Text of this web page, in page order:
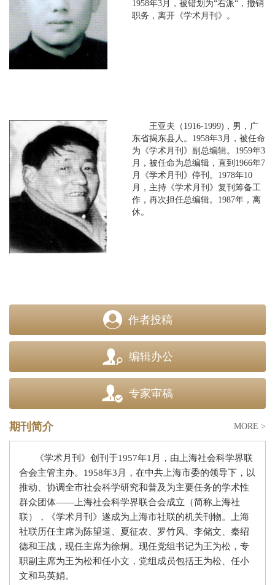
1958年3月，被错划为“右派“，撤销
职务，离开《学术月刊》。
王亚夫（1916-1999)，男，广
东省揭东县人。1958年3月，被任命
为《学术月刊》副总编辑。1959年3
月，被任命为总编辑，直到1966年7
月《学术月刊》停刊。1978年10
月，主持《学术月刊》复刊筹备工
作，再次担任总编辑。1987年，离
休。
作者投稿
编辑办公
专家审稿
期刊简介 MORE >
《学术月刊》创刊于1957年1 月，由上海社会科学界联
合会主管主办。 1958年3 月，在中共上海市委的领导下，以
推动、协调全市社会科学研究和普及为主要任务的学术性
群众团体——上海社会科学界联合会成立（简称上海社
联），《学术月刊》遂成为上海市社联的机关刊物。上海
社联历任主席为陈望道、夏征农、罗竹风、李储文、秦绍
德和王战，现任主席为徐炯。现任党组书记为王为松，专
职副主席为王为松和任小文，党组成员包括王为松、任小
文和马英娟。